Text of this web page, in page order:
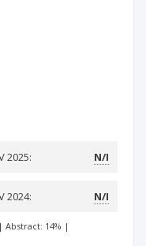
2025:
N/I
2024: N/I
| Abstract: 14% |